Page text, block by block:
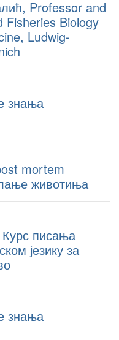
Professor and
Fisheries Biology
Ludwig-
знања
mortem
животиња
Курс писања
језику за
знања